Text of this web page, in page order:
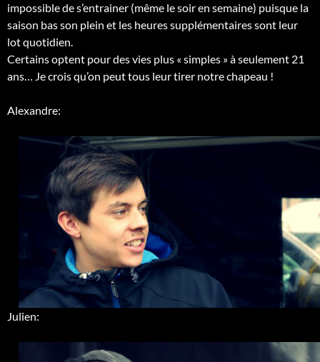
impossible de s’entrainer (même le soir en semaine) puisque la
saison bas son plein et les heures supplémentaires sont leur
lot quotidien.
Certains optent pour des vies plus « simples » à seulement 21
ans… Je crois qu’on peut tous leur tirer notre chapeau !
Alexandre:
Julien: